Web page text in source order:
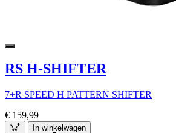
RS H-SHIFTER
7+R SPEED H PATTERN SHIFTER
€ 159,99
In winkelwagen